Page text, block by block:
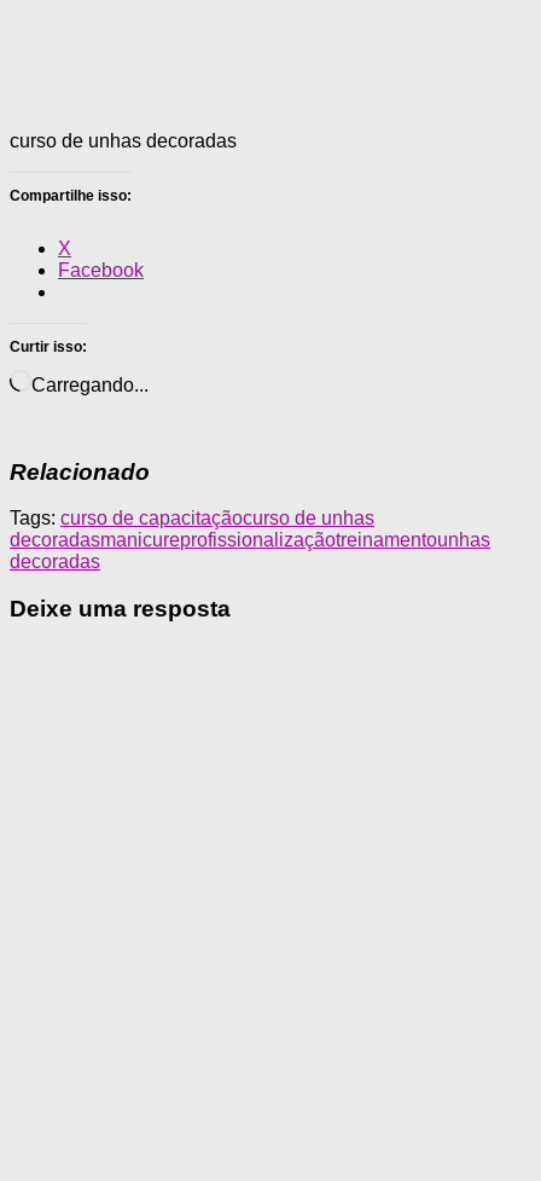
curso de unhas decoradas
Compartilhe isso:
X
Facebook
Curtir isso:
Carregando...
Relacionado
Tags: curso de capacitaçãocurso de unhas
decoradasmanicureprofissionalizaçãotreinamentounhas
decoradas
Deixe uma resposta